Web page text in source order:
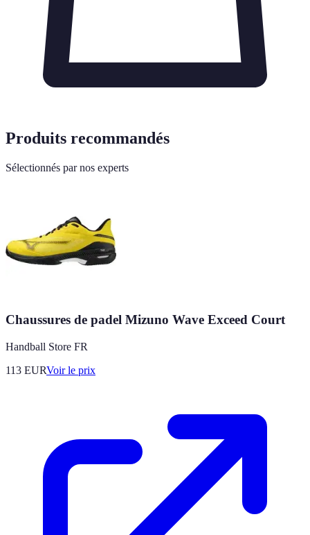
Produits recommandés
Sélectionnés par nos experts
Chaussures de padel Mizuno Wave Exceed Court
Handball Store FR
113 EURVoir le prix